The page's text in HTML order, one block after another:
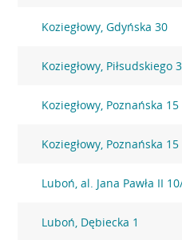
Koziegłowy, Gdyńska 30
Koziegłowy, Piłsudskiego 3
Koziegłowy, Poznańska 15
Koziegłowy, Poznańska 15
Luboń, al. Jana Pawła II
Luboń, Dębiecka 1